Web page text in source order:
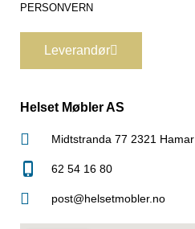
PERSONVERN
Leverandør
Helset Møbler AS
Midtstranda 77 2321 Hamar
62 54 16 80
post@helsetmobler.no